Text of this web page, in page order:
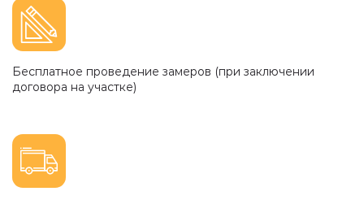
Бесплатное проведение замеров (при заключении
договора на участке)